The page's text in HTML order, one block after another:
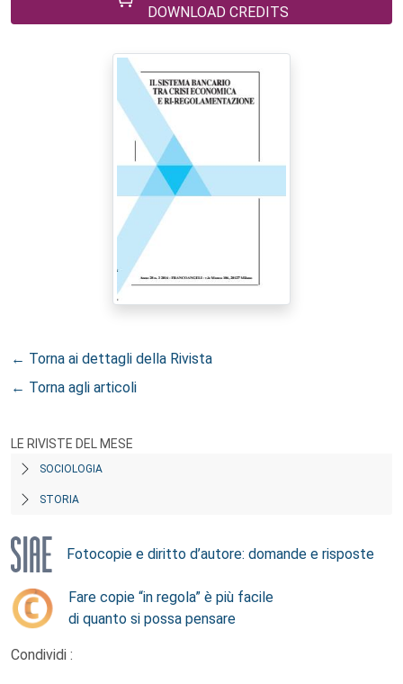
DOWNLOAD CREDITS
← Torna ai dettagli della Rivista
← Torna agli articoli
LE RIVISTE DEL MESE
SOCIOLOGIA
STORIA
Fotocopie e diritto d’autore: domande e risposte
Fare copie “in regola” è più facile
di quanto si possa pensare
Condividi :